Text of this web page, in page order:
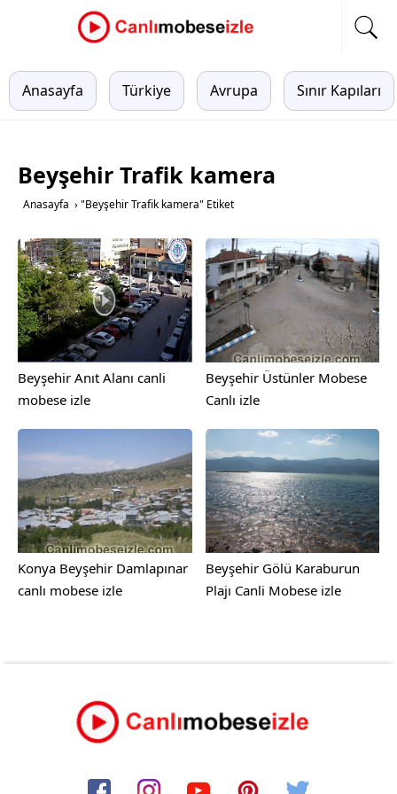
Anasayfa Türkiye Avrupa Sınır Kapıları
Beyşehir Trafik kamera
Anasayfa › "Beyşehir Trafik kamera" Etiket
Beyşehir Anıt Alanı canli
mobese izle
Beyşehir Üstünler Mobese
Canlı izle
Konya Beyşehir Damlapınar
canlı mobese izle
Beyşehir Gölü Karaburun
Plajı Canli Mobese izle